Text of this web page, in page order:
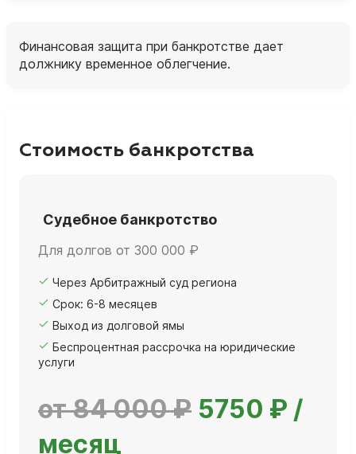
Финансовая защита при банкротстве дает
должнику временное облегчение.
Стоимость банкротства
Судебное банкротство
Для долгов от 300 000 ₽
Через Арбитражный суд региона
Срок: 6-8 месяцев
Выход из долговой ямы
Беспроцентная рассрочка на юридические
услуги
от 84 000 ₽ 5750 ₽ /
месяц